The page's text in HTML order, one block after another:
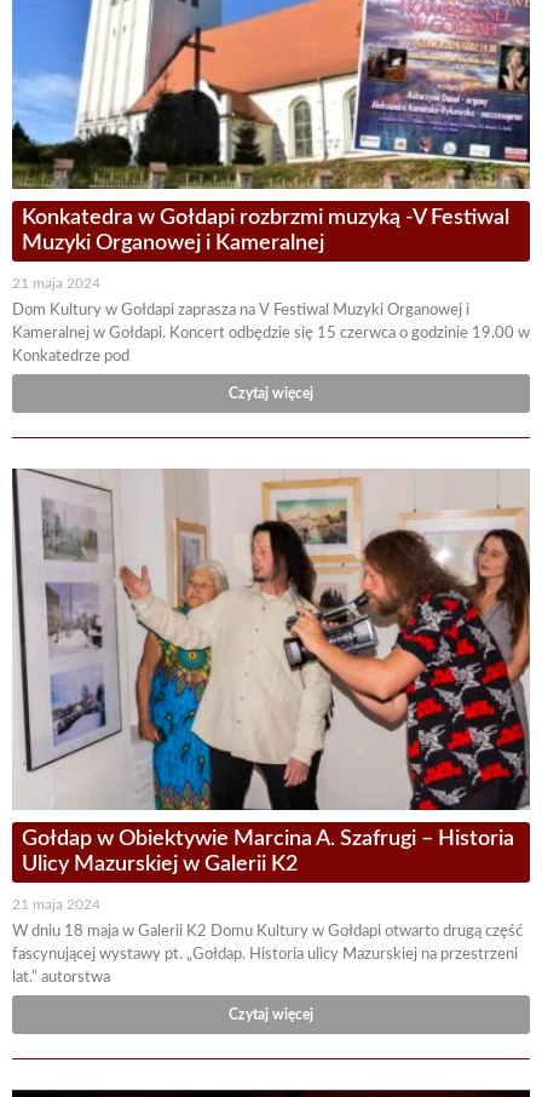
Konkatedra w Gołdapi rozbrzmi muzyką -V Festiwal
Muzyki Organowej i Kameralnej
21 maja 2024
Dom Kultury w Gołdapi zaprasza na V Festiwal Muzyki Organowej i
Kameralnej w Gołdapi. Koncert odbędzie się 15 czerwca o godzinie 19.00 w
Konkatedrze pod
Czytaj więcej
Gołdap w Obiektywie Marcina A. Szafrugi – Historia
Ulicy Mazurskiej w Galerii K2
21 maja 2024
W dniu 18 maja w Galerii K2 Domu Kultury w Gołdapi otwarto drugą część
fascynującej wystawy pt. „Gołdap. Historia ulicy Mazurskiej na przestrzeni
lat.” autorstwa
Czytaj więcej